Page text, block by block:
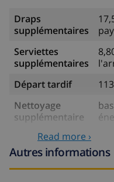
Draps
supplémentaires
Serviettes
supplémentaires
Départ tardif
Nettoyage
supplémentaire
Fonds
d'annulation:
Read more ›
Autres informations